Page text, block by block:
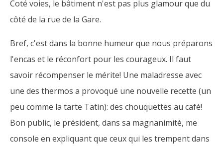
Coté voies, le bâtiment n'est pas plus glamour que du
côté de la rue de la Gare.
Bref, c'est dans la bonne humeur que nous préparons
l'encas et le réconfort pour les courageux. Il faut
savoir récompenser le mérite! Une maladresse avec
une des thermos a provoqué une nouvelle recette (un
peu comme la tarte Tatin): des chouquettes au café!
Bon public, le président, dans sa magnanimité, me
console en expliquant que ceux qui les trempent dans